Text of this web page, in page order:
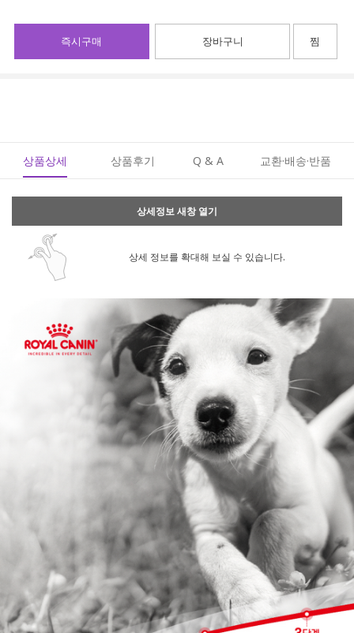
즉시구매 장바구니 찜
상품상세 상품후기 Q & A 교환·배송·반품
상세정보 새창 열기
상세 정보를 확대해 보실 수 있습니다.